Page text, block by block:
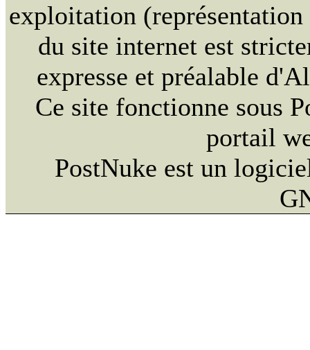
exploitation
du site internet est
expresse et préalable
Ce site fonctionne sous
portail
PostNuke est un